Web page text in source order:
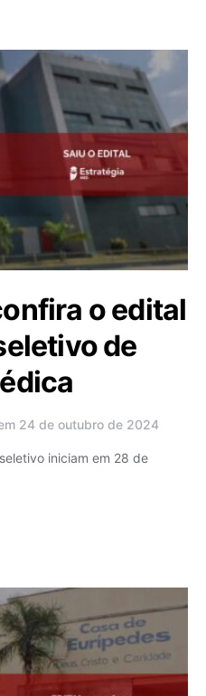
o edital
de
24 de outubro de 2024
iniciam em 28 de